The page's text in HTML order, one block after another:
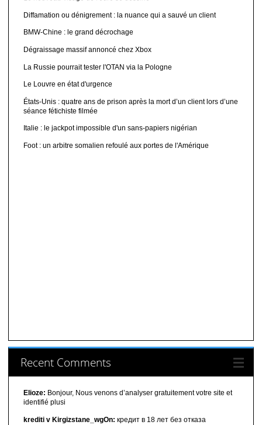
Diffamation ou dénigrement : la nuance qui a sauvé un client
BMW-Chine : le grand décrochage
Dégraissage massif annoncé chez Xbox
La Russie pourrait tester l'OTAN via la Pologne
Le Louvre en état d'urgence
États-Unis : quatre ans de prison après la mort d’un client lors d’une
séance fétichiste filmée
Italie : le jackpot impossible d'un sans-papiers nigérian
Foot : un arbitre somalien refoulé aux portes de l'Amérique
Recent Comments
Elioze: Bonjour, Nous venons d’analyser gratuitement votre site et
identifié plusi
krediti v Kirgizstane_wgOn: кредит в 18 лет без отказа